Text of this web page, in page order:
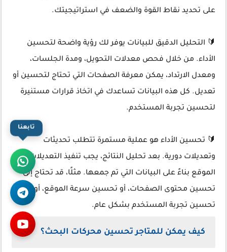
على تحديد نقاط القوة والضعف في استراتيجيتك.
🔰 التحليل الدقيق للبيانات يوفر لك رؤية واضحة لتحسين
الأداء. من خلال فحص معدلات التحويل، ومدة الجلسات،
ومعدل الارتداد، يمكن معرفة الصفحات التي تحتاج لتحسين أو
تعديل. كل هذه البيانات تساعدك في اتخاذ قرارات مستنيرة
لتحسين تجربة المستخدم.
🔰 تحسين الأداء هو عملية مستمرة تتطلب تحديثات
وتعديلات دورية. بعد تحليل النتائج، يجب تنفيذ التعديلات على
الموقع بناءً على البيانات التي تم جمعها. مثلًا، قد تحتاج إلى
تحسين محتوى الصفحات، أو تحسين سرعة الموقع، أو حتى
تحسين تجربة المستخدم بشكل عام.
كيف يمكن للمتاجر تحسين محركات البحث؟
تابعنا